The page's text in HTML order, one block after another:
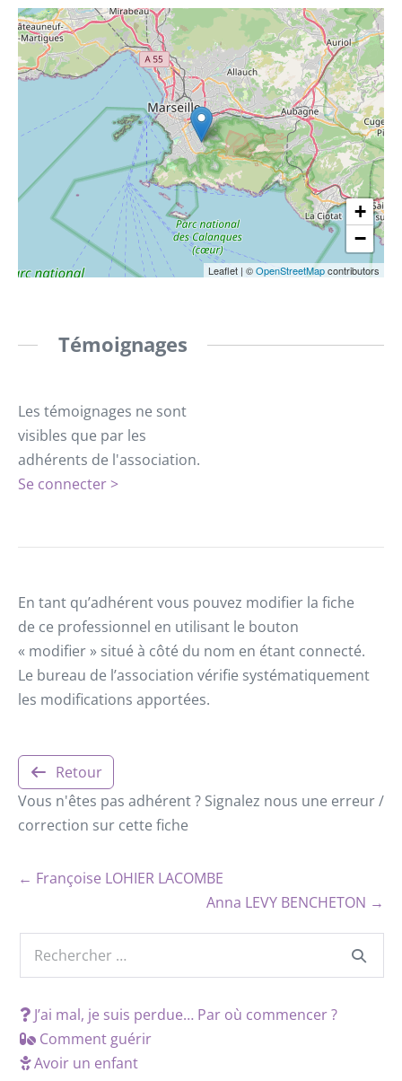
+
−
Leaflet | ©OpenStreetMapcontributors
Témoignages
Les témoignages ne sont
visibles que par les
adhérents de l'association.
Se connecter >
En tant qu’adhérent vous pouvez modifier la fiche
de ce professionnel en utilisant le bouton
« modifier » situé à côté du nom en étant connecté.
Le bureau de l’association vérifie systématiquement
les modifications apportées.
Retour
Vous n'êtes pas adhérent ? Signalez nous une erreur /
correction sur cette fiche
← Françoise LOHIER LACOMBE
Anna LEVY BENCHETON →
J’ai mal, je suis perdue… Par où commencer ?
Comment guérir
Avoir un enfant